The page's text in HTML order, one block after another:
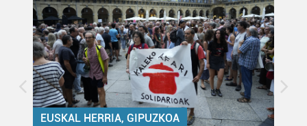
EUSKAL HERRIA, GIPUZKOA